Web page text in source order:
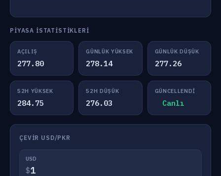
PIYASA İSTATISTIKLERI
AÇILIŞ
277.80
GÜNLÜK YÜKSEK
278.14
GÜNLÜK DÜŞÜK
277.26
52H YÜKSEK
284.75
52H DÜŞÜK
276.03
GÜNCELLENDI
Canlı
ÇEVIR USD/PKR
USD
$